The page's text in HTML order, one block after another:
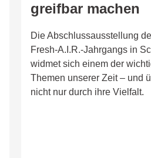
greifbar machen
Die Abschlussausstellung
Fresh-A.I.R.-Jahrgangs in
widmet sich einem der
Themen unserer Zeit – und
nicht nur durch ihre Vielfalt.